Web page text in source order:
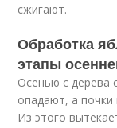
сжигают.
Обработка
этапы
Осенью с дерева
опадают, а
Из этого